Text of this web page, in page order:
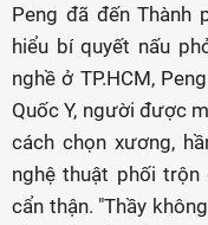
Peng đã đến Thành
hiểu bí quyết nấu
nghề ở TP.HCM,
Quốc Y, người được
cách chọn xương,
nghệ thuật phối
cẩn thận. "Thầy